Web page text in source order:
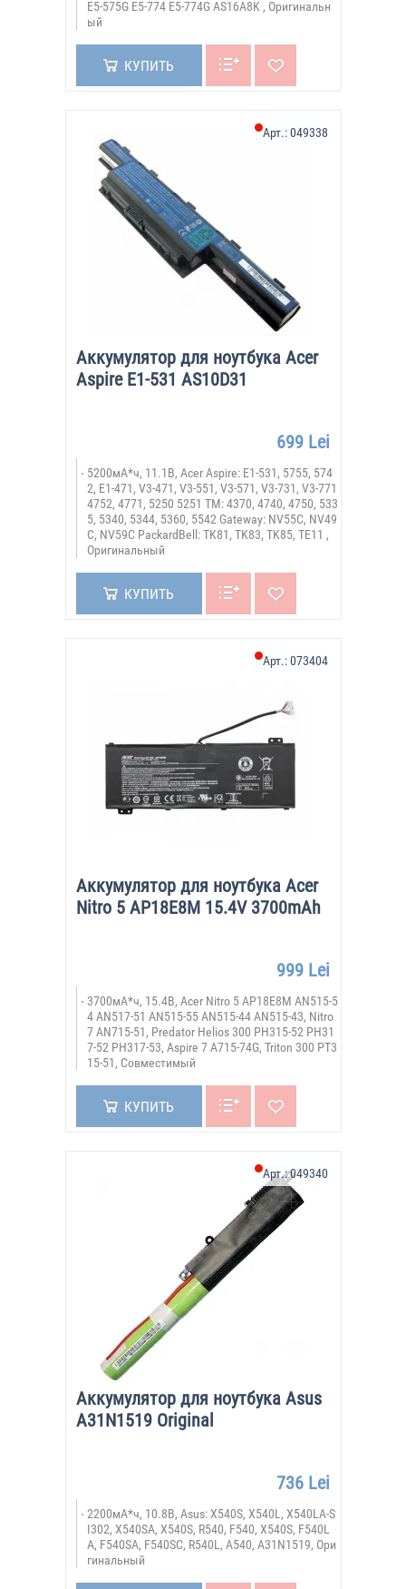
E5-575G E5-774 E5-774G AS16A8K , Оригинальн
ый
КУПИТЬ
Аккумулятор для ноутбука Acer
Aspire E1-531 AS10D31
Арт.:049338
699 Lei
5200мА*ч, 11.1В, Acer Aspire: E1-531, 5755, 574
2, E1-471, V3-471, V3-551, V3-571, V3-731, V3-771
4752, 4771, 5250 5251 TM: 4370, 4740, 4750, 533
5, 5340, 5344, 5360, 5542 Gateway: NV55C, NV49
C, NV59C PackardBell: TK81, TK83, TK85, TE11 ,
Оригинальный
КУПИТЬ
Аккумулятор для ноутбука Acer
Nitro 5 AP18E8M 15.4V 3700mAh
Арт.:073404
999 Lei
3700мА*ч, 15.4В, Acer Nitro 5 AP18E8M AN515-5
4 AN517-51 AN515-55 AN515-44 AN515-43, Nitro
7 AN715-51, Predator Helios 300 PH315-52 PH31
7-52 PH317-53, Aspire 7 A715-74G, Triton 300 PT3
15-51, Совместимый
КУПИТЬ
Аккумулятор для ноутбука Asus
A31N1519 Original
Арт.:049340
736 Lei
2200мА*ч, 10.8В, Asus: X540S, X540L, X540LA-S
I302, X540SA, X540S, R540, F540, X540S, F540L
A, F540SA, F540SС, R540L, A540, A31N1519, Ори
гинальный